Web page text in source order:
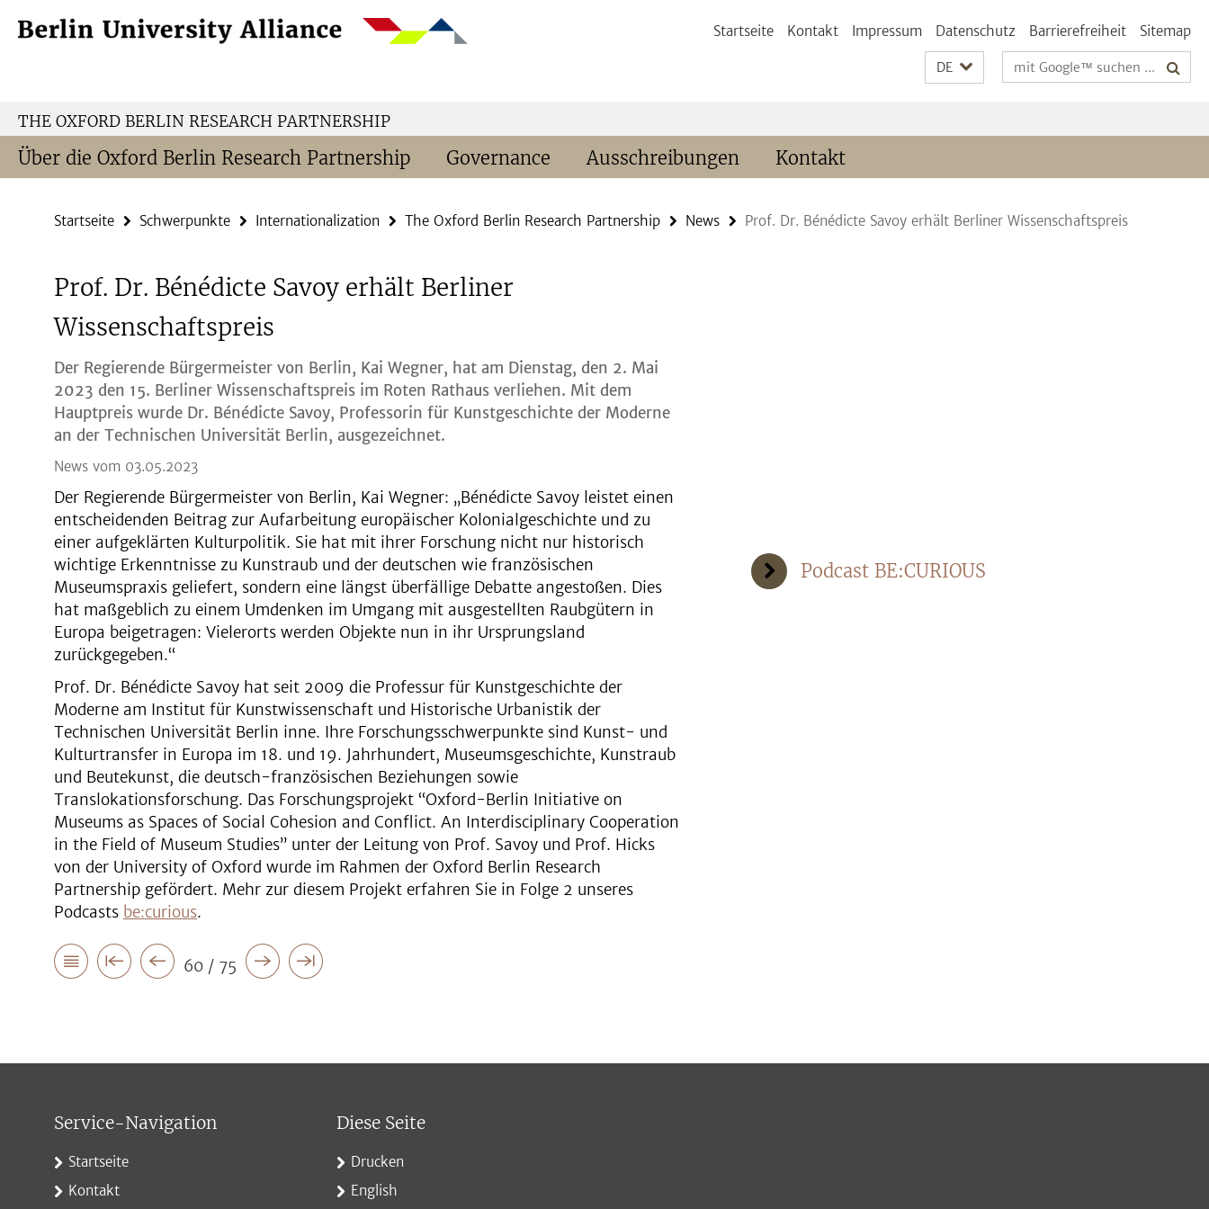
direkt
Service-
Startseite Kontakt Impressum Datenschutz Barrierefreiheit Sitemap
DE Suchbegriffe
THE OXFORD BERLIN RESEARCH PARTNERSHIP
Über die Oxford Berlin Research Partnership Governance Ausschreibungen Kontakt
Startseite Schwerpunkte Internationalization The Oxford Berlin Research Partnership News Prof. Dr. Bénédicte Savoy erhält Berliner Wissenschaftspreis
Prof. Dr. Bénédicte Savoy erhält Berliner
Wissenschaftspreis
Der Regierende Bürgermeister von Berlin, Kai Wegner, hat am Dienstag, den 2. Mai
2023 den 15. Berliner Wissenschaftspreis im Roten Rathaus verliehen. Mit dem
Hauptpreis wurde Dr. Bénédicte Savoy, Professorin für Kunstgeschichte der Moderne
an der Technischen Universität Berlin, ausgezeichnet.
News vom 03.05.2023
Der Regierende Bürgermeister von Berlin, Kai Wegner: „Bénédicte Savoy leistet einen
entscheidenden Beitrag zur Aufarbeitung europäischer Kolonialgeschichte und zu
einer aufgeklärten Kulturpolitik. Sie hat mit ihrer Forschung nicht nur historisch
wichtige Erkenntnisse zu Kunstraub und der deutschen wie französischen
Museumspraxis geliefert, sondern eine längst überfällige Debatte angestoßen. Dies
hat maßgeblich zu einem Umdenken im Umgang mit ausgestellten Raubgütern in
Europa beigetragen: Vielerorts werden Objekte nun in ihr Ursprungsland
zurückgegeben.“
Prof. Dr. Bénédicte Savoy hat seit 2009 die Professur für Kunstgeschichte der
Moderne am Institut für Kunstwissenschaft und Historische Urbanistik der
Technischen Universität Berlin inne. Ihre Forschungsschwerpunkte sind Kunst- und
Kulturtransfer in Europa im 18. und 19. Jahrhundert, Museumsgeschichte, Kunstraub
und Beutekunst, die deutsch-französischen Beziehungen sowie
Translokationsforschung. Das Forschungsprojekt “Oxford-Berlin Initiative on
Museums as Spaces of Social Cohesion and Conflict. An Interdisciplinary Cooperation
in the Field of Museum Studies” unter der Leitung von Prof. Savoy und Prof. Hicks
von der University of Oxford wurde im Rahmen der Oxford Berlin Research
Partnership gefördert. Mehr zur diesem Projekt erfahren Sie in Folge 2 unseres
Podcasts be:curious.
60 / 75
Podcast BE:CURIOUS
Service-Navigation
Startseite
Kontakt
Diese Seite
Drucken
English